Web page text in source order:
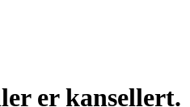
er kansellert.